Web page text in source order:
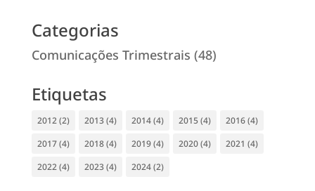
Categorias
Comunicações Trimestrais (48)
Etiquetas
2012(2) 2013(4) 2014(4) 2015(4) 2016(4)
2017(4) 2018(4) 2019(4) 2020(4) 2021 (4)
2022(4) 2023(4) 2024(2)